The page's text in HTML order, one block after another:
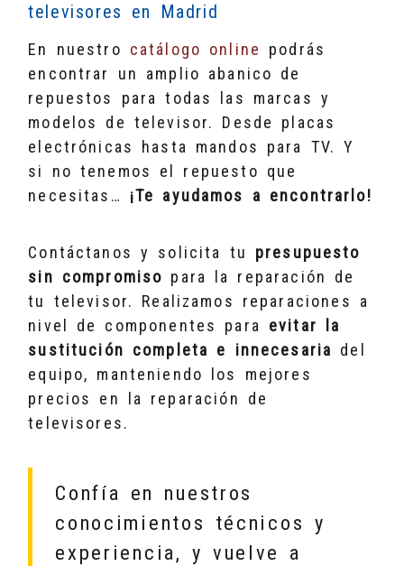
televisores en Madrid
En nuestro catálogo online
podrás
encontrar un amplio abanico de
repuestos para todas las marcas y
modelos de televisor. Desde placas
electrónicas hasta mandos para TV. Y
si no tenemos el repuesto que
necesitas… ¡Te ayudamos a encontrarlo!
Contáctanos y solicita tu
presupuesto
sin compromiso para la reparación de
tu televisor. Realizamos reparaciones a
nivel de componentes para
evitar la
sustitución completa e innecesaria del
equipo, manteniendo los mejores
precios en la reparación de
televisores.
Confía en nuestros
conocimientos técnicos y
experiencia, y vuelve a